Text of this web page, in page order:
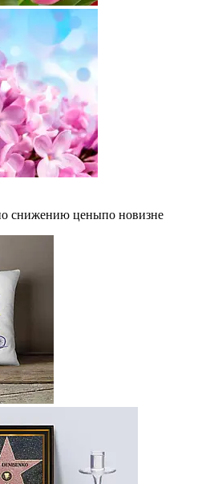
снижению ценыпо новизне